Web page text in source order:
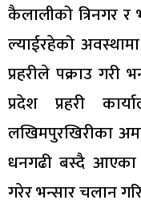
कैलालीको त्रिनगर
ल्याईरहेको
प्रहरीले पक्राउ
प्रदेश प्रहरी
लखिमपुरखिरीका
धनगढी बस्दै आएका
गरेर भन्सार चलान